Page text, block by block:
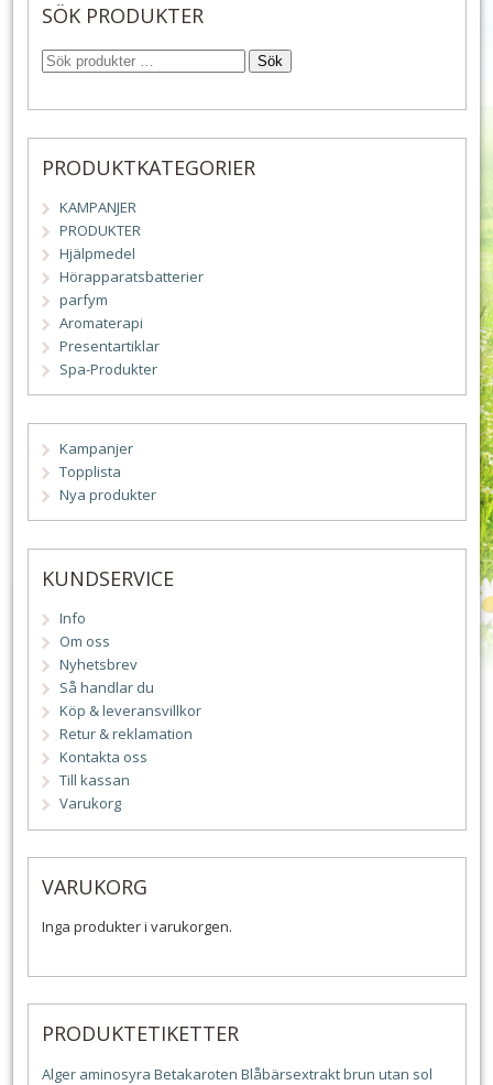
SÖK PRODUKTER
Sök
PRODUKTKATEGORIER
KAMPANJER
PRODUKTER
Hjälpmedel
Hörapparatsbatterier
parfym
Aromaterapi
Presentartiklar
Spa-Produkter
Kampanjer
Topplista
Nya produkter
KUNDSERVICE
Info
Om oss
Nyhetsbrev
Så handlar du
Köp & leveransvillkor
Retur & reklamation
Kontakta oss
Till kassan
Varukorg
VARUKORG
Inga produkter i varukorgen.
PRODUKTETIKETTER
Alger aminosyra Betakaroten Blåbärsextraktbrun utan sol